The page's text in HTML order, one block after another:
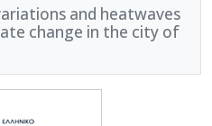
and heatwaves
change in the city of